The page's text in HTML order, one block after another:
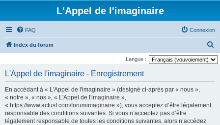
L'Appel de l'imaginaire
FAQ Connexion
Index du forum
e
Langue :
L'Appel de l'imaginaire - Enregistrement
En accédant à « L'Appel de l'imaginaire » (désigné ci-après par « nous »,
« notre », « nos », « L'Appel de l'imaginaire »,
« https://www.actusf.com/forumimaginaire »), vous acceptez d’être légalement
responsable des conditions suivantes. Si vous n’acceptez pas d’être
légalement responsable de toutes les conditions suivantes, alors n’accédez